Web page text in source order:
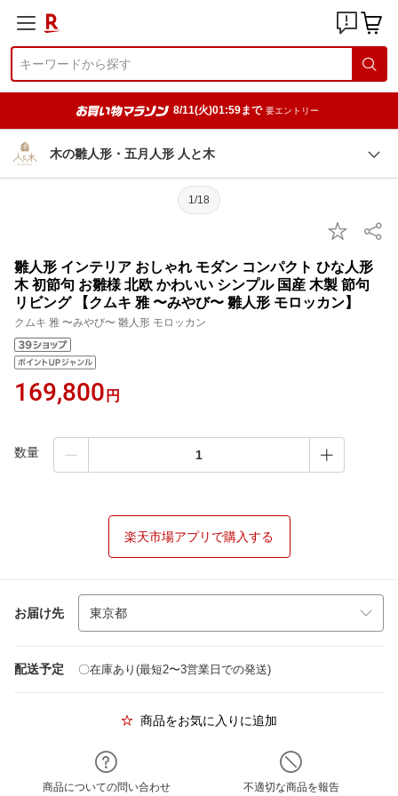
8/11(火)01:59まで 要エントリー
木の雛人形・五月人形 人と木
1/18
雛人形 インテリア おしゃれ モダン コンパクト ひな人形
木 初節句 お雛様 北欧 かわいい シンプル 国産 木製 節句
リビング 【クムキ 雅 〜みやび〜 雛人形 モロッカン】
クムキ 雅 〜みやび〜 雛人形 モロッカン
169,800 円
数量
楽天市場アプリで購入する
お届け先
配送予定 〇在庫あり(最短2〜3営業日での発送)
商品をお気に入りに追加
商品についての問い合わせ 不適切な商品を報告